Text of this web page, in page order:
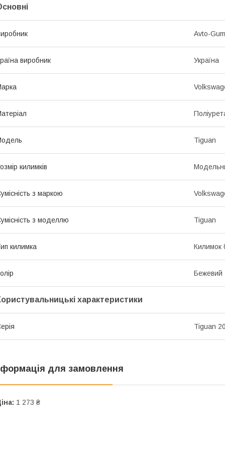
Avto-
виробник Україна
Tiguan
килимків
з маркою
з моделлю Tiguan
килимка Килимок
Бежевий
характеристики
Tiguan
для замовлення
1 273 ₴